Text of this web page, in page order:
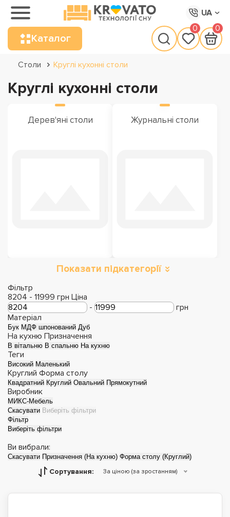
UA
Каталог
0 0
Столи Круглі кухонні столи
Круглі кухонні столи
Дерев'яні столи Журнальні столи
Обідні столи Розкладні столи
Столи з епоксидної
Показати підкатегорії
Фільтр
8204 - 11999 грн Ціна
-
грн
Матеріал
Бук МДФ шпонований Дуб
На кухню Призначення
В вітальню В спальню На кухню
Теги
Високий Маленький
Круглий Форма столу
Квадратний Круглий Овальний Прямокутний
Виробник
МИКС-Мебель
Скасувати Виберіть фільтри
Фільтр
Виберіть фільтри
Ви вибрали:
Скасувати Призначення (На кухню) Форма столу (Круглий)
Сортування: За ціною (за зростанням)